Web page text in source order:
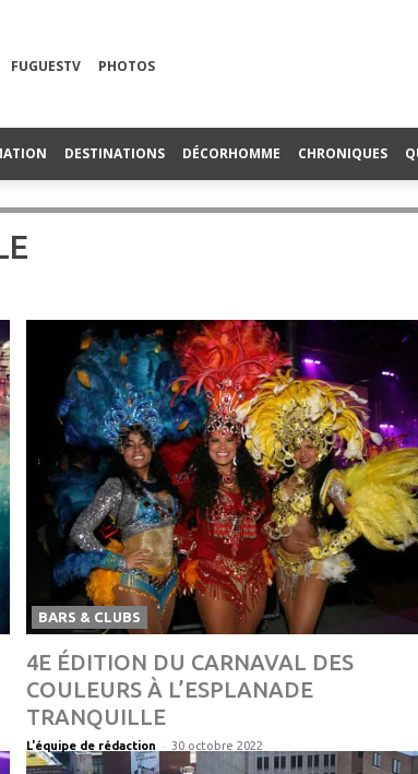
FUGUESTV PHOTOS
DESTINATIONS DÉCORHOMME CHRONIQUES
BARS & CLUBS
4E ÉDITION DU CARNAVAL DES
COULEURS À L’ESPLANADE
TRANQUILLE
L'équipe de rédaction - 30 octobre 2022